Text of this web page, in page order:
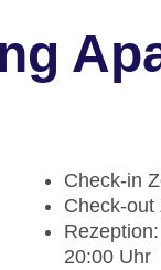
Check-in
Check-out
20:00 Uhr